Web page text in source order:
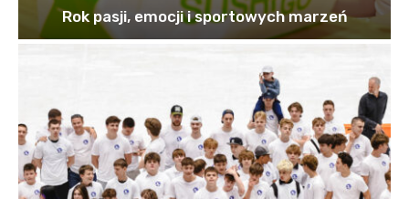
Rok pasji, emocji i sportowych marzeń